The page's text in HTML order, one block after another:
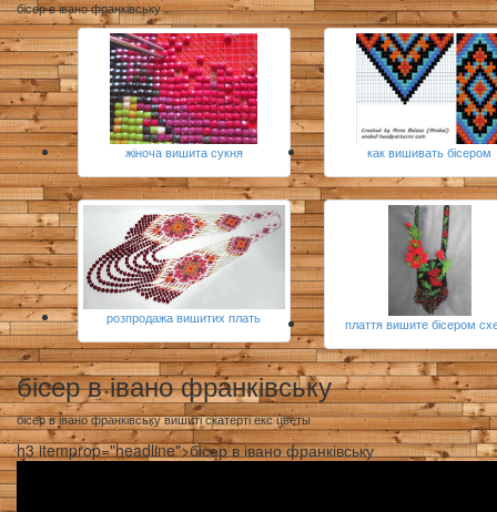
бісер в івано франківську
жіноча вишита сукня как вишивать бісером
розпродажа вишитих плать плаття вишите бісером
бісер в івано франківську
бісер в івано франківську вишиті скатерті екс цветы
h3 itemprop="headline">бісер в івано франківську